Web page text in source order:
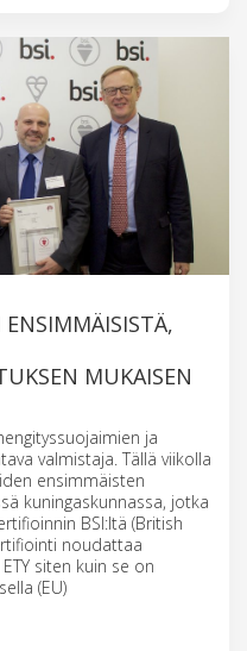
ENSIMMÄISISTÄ,
MUKAISEN
ja
valmistaja. Tällä viikolla
ensimmäisten
kuningaskunnassa, jotka
BSI:ltä (British
noudattaa
siten kuin se on
(EU)